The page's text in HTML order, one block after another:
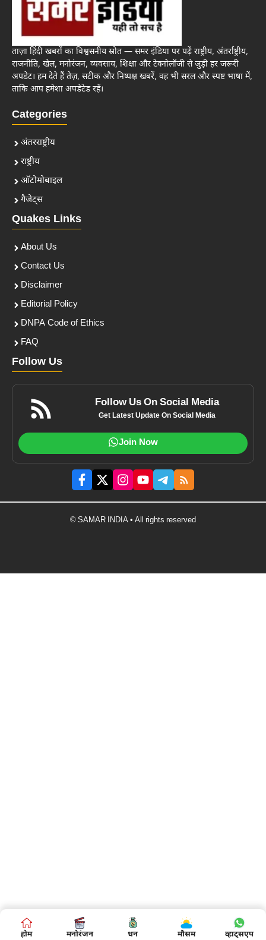
ताज़ा हिंदी खबरों का विश्वसनीय स्रोत — समर इंडिया पर पढ़ें राष्ट्रीय, अंतर्राष्ट्रीय,
राजनीति, खेल, मनोरंजन, व्यवसाय, शिक्षा और टेक्नोलॉजी से जुड़ी हर जरूरी
अपडेट। हम देते हैं तेज़, सटीक और निष्पक्ष खबरें, वह भी सरल और स्पष्ट भाषा में,
ताकि आप हमेशा अपडेटेड रहें।
Categories
अंतरराष्ट्रीय
राष्ट्रीय
ऑटोमोबाइल
गैजेट्स
Quakes Links
About Us
Contact Us
Disclaimer
Editorial Policy
DNPA Code of Ethics
FAQ
Follow Us
Follow Us On Social Media
Get Latest Update On Social Media
Join Now
© SAMAR INDIA • All rights reserved
होम मनोरंजन धन मौसम व्हाट्सएप